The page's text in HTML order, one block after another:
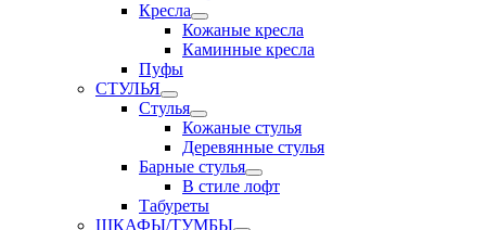
Кресла
Кожаные кресла
Каминные кресла
Пуфы
СТУЛЬЯ
Стулья
Кожаные стулья
Деревянные стулья
Барные стулья
В стиле лофт
Табуреты
ШКАФЫ/ТУМБЫ